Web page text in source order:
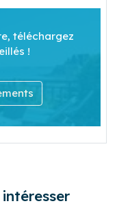
téléchargez
!